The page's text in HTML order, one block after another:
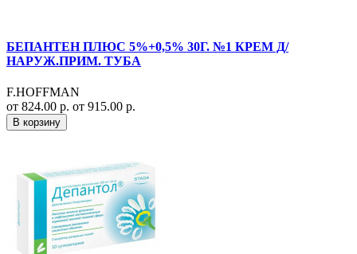
БЕПАНТЕН ПЛЮС 5%+0,5% 30Г. №1 КРЕМ Д/
НАРУЖ.ПРИМ. ТУБА
F.HOFFMAN
от 824.00 р. от 915.00 р.
В корзину